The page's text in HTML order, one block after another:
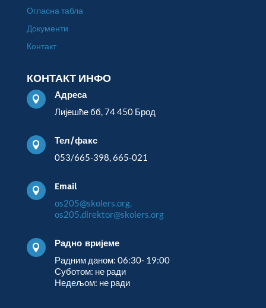
Огласна табла
Документи
Контакт
КОНТАКТ ИНФО

Адреса
Лијешће бб, 74 450 Брод

Тел/факс
053/665-398, 665-021

Email
os205@skolers.org,
os205.direktor@skolers.org

Радно вријеме
Радним даном: 06:30- 19:00
Суботом: не ради
Недељом: не ради